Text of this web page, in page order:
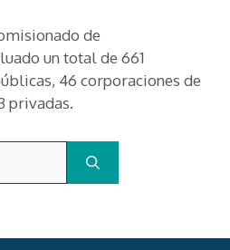
de
un total de 661
46 corporaciones de
privadas.